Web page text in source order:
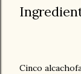
Cinco